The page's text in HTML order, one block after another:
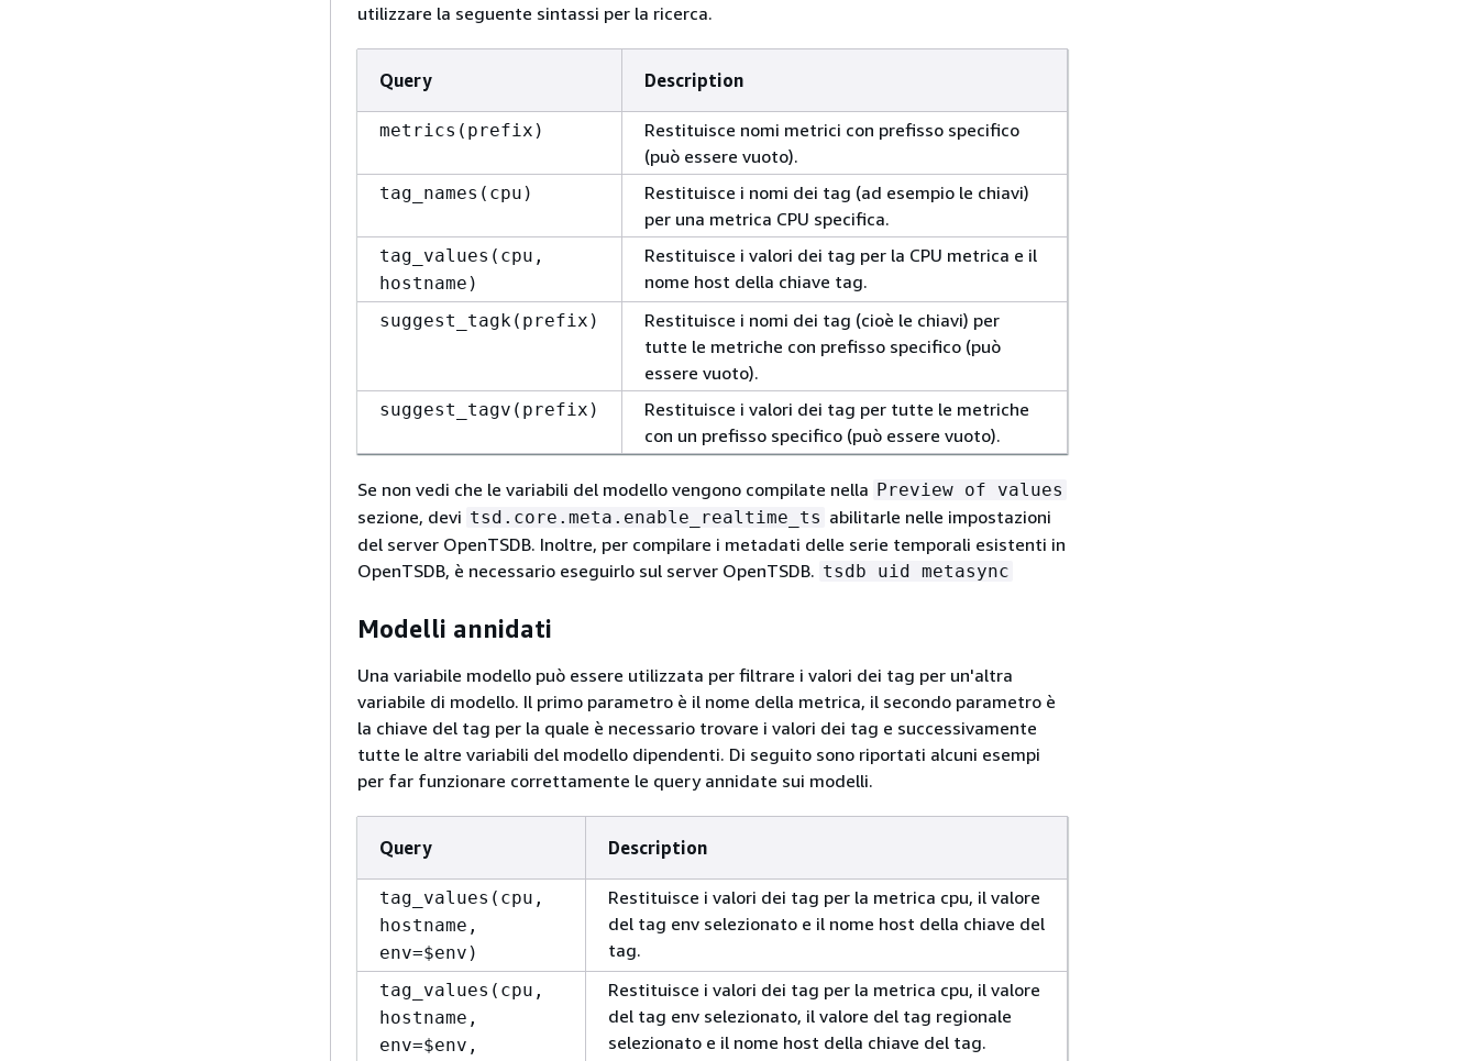
utilizzare la seguente sintassi per la ricerca.
Query Description
metrics(prefix)
Restituisce nomi metrici con prefisso specifico
(può essere vuoto).
tag_names(cpu)
Restituisce i nomi dei tag (ad esempio le chiavi)
per una metrica CPU specifica.
tag_values(cpu,
hostname)
Restituisce i valori dei tag per la CPU metrica e il
nome host della chiave tag.
suggest_tagk(prefix)
Restituisce i nomi dei tag (cioè le chiavi) per
tutte le metriche con prefisso specifico (può
essere vuoto).
suggest_tagv(prefix)
Restituisce i valori dei tag per tutte le metriche
con un prefisso specifico (può essere vuoto).
Se non vedi che le variabili del modello vengono compilate nella Preview of values
sezione, devi tsd.core.meta.enable_realtime_ts abilitarle nelle impostazioni
del server OpenTSDB. Inoltre, per compilare i metadati delle serie temporali esistenti in
OpenTSDB, è necessario eseguirlo sul server OpenTSDB. tsdb uid metasync
Modelli annidati
Una variabile modello può essere utilizzata per filtrare i valori dei tag per un'altra
variabile di modello. Il primo parametro è il nome della metrica, il secondo parametro è
la chiave del tag per la quale è necessario trovare i valori dei tag e successivamente
tutte le altre variabili del modello dipendenti. Di seguito sono riportati alcuni esempi
per far funzionare correttamente le query annidate sui modelli.
Query Description
tag_values(cpu,
hostname,
env=$env)
Restituisce i valori dei tag per la metrica cpu, il valore
del tag env selezionato e il nome host della chiave del
tag.
tag_values(cpu,
hostname,
env=$env,
Restituisce i valori dei tag per la metrica cpu, il valore
del tag env selezionato, il valore del tag regionale
selezionato e il nome host della chiave del tag.